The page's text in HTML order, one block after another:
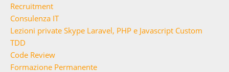
Recruitment
Consulenza IT
Lezioni private Skype Laravel, PHP e Javascript Custom
TDD
Code Review
Formazione Permanente